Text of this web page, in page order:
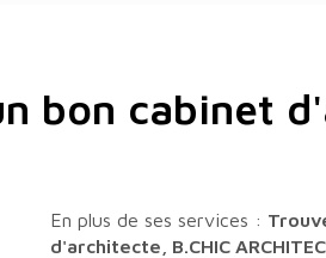
bon cabinet
En plus de ses services :
d'architecte, B.CHIC